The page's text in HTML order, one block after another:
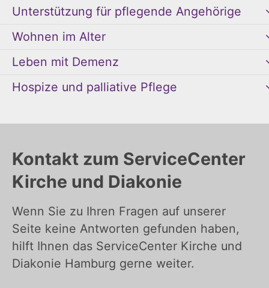
Unterstützung für pflegende Angehörige
Wohnen im Alter
Leben mit Demenz
Hospize und palliative Pflege
Kontakt zum ServiceCenter
Kirche und Diakonie
Wenn Sie zu Ihren Fragen auf unserer
Seite keine Antworten gefunden haben,
hilft Ihnen das ServiceCenter Kirche und
Diakonie Hamburg gerne weiter.